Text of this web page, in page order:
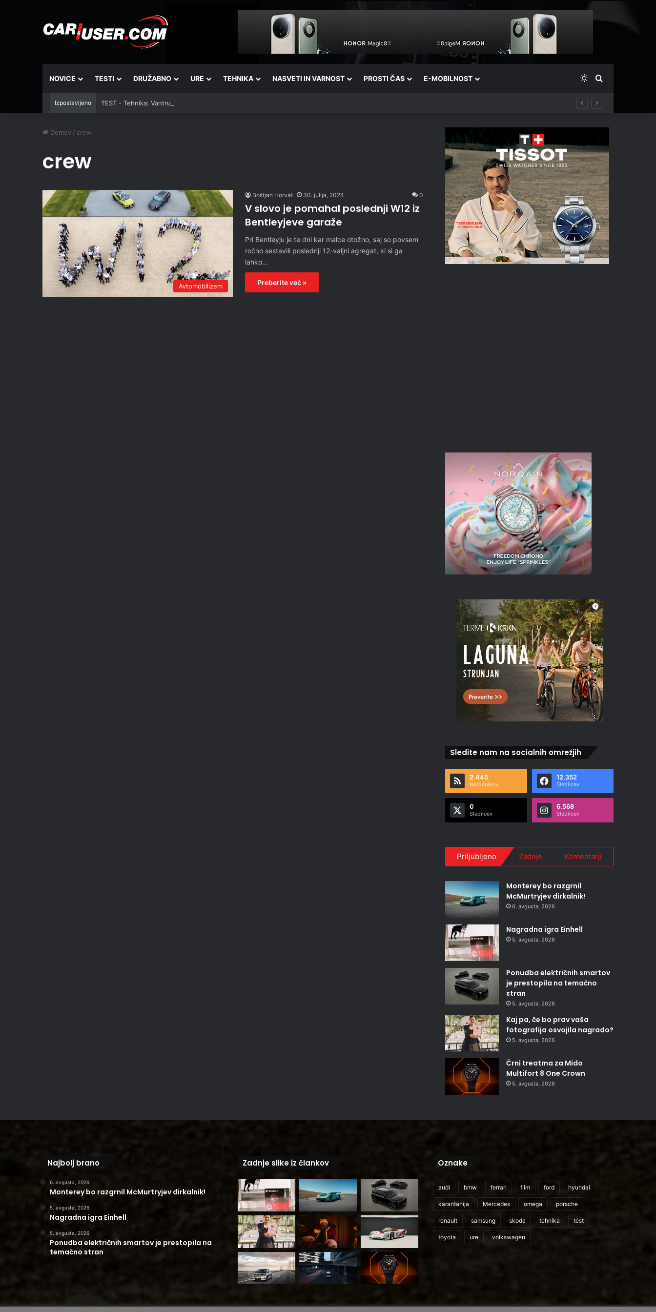
NOVICE TESTI DRUŽABNO URE TEHNIKA NASVETI IN VARNOST PROSTI ČAS E-MOBILNOST Switch skin
Išči
Izpostavljeno TEST - Tehnika: Vantrue JS3
Domov / crew
crew
Avtomobilizem
Boštjan Horvat 30. julija, 2024 0
V slovo je pomahal poslednji W12 iz
Bentleyjeve garaže
Pri Bentleyju je te dni kar malce otožno, saj so povsem
ročno sestavili poslednji 12-valjni agregat, ki si ga
lahko…
Preberite več »
Sledite nam na socialnih omrežjih
2.445
Naročnikov
12.352
Sledilcev
0
Sledilcev
6.568
Sledilcev
Priljubljeno Zadnje Komentarji
Monterey bo razgrnil
McMurtryjev dirkalnik!
6. avgusta, 2026
Nagradna igra Einhell
5. avgusta, 2026
Ponudba električnih smartov
je prestopila na temačno
stran
5. avgusta, 2026
Kaj pa, če bo prav vaša
fotografija osvojila nagrado?
5. avgusta, 2026
Črni treatma za Mido
Multifort 8 One Crown
5. avgusta, 2026
Najbolj brano
6. avgusta, 2026
Monterey bo razgrnil McMurtryjev dirkalnik!
5. avgusta, 2026
Nagradna igra Einhell
5. avgusta, 2026
Ponudba električnih smartov je prestopila na
temačno stran
Zadnje slike iz člankov Oznake
audi bmw ferrari film ford hyundai
karantanija Mercedes omega porsche
renault samsung skoda tehnika test
toyota ure volkswagen